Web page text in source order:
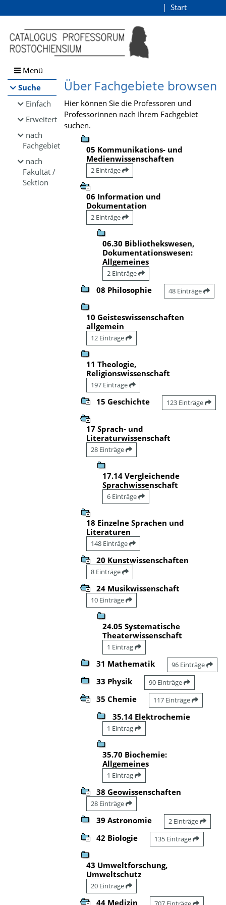
Browsen
direkt zum Inhalt
Start
Menü
Suche
Einfach
Erweitert
nach
Fachgebiet
nach
Fakultät /
Sektion
Über Fachgebiete browsen
Hier können Sie die Professoren und
Professorinnen nach Ihrem Fachgebiet
suchen.
05 Kommunikations- und
Medienwissenschaften
2 Einträge
06 Information und
Dokumentation
2 Einträge
06.30 Bibliothekswesen,
Dokumentationswesen:
Allgemeines
2 Einträge
08 Philosophie 48 Einträge
10 Geisteswissenschaften
allgemein
12 Einträge
11 Theologie,
Religionswissenschaft
197 Einträge
15 Geschichte 123 Einträge
17 Sprach- und
Literaturwissenschaft
28 Einträge
17.14 Vergleichende
Sprachwissenschaft
6 Einträge
18 Einzelne Sprachen und
Literaturen
148 Einträge
20 Kunstwissenschaften
8 Einträge
24 Musikwissenschaft
10 Einträge
24.05 Systematische
Theaterwissenschaft
1 Eintrag
31 Mathematik 96 Einträge
33 Physik 90 Einträge
35 Chemie 117 Einträge
35.14 Elektrochemie
1 Eintrag
35.70 Biochemie:
Allgemeines
1 Eintrag
38 Geowissenschaften
28 Einträge
39 Astronomie 2 Einträge
42 Biologie 135 Einträge
43 Umweltforschung,
Umweltschutz
20 Einträge
44 Medizin